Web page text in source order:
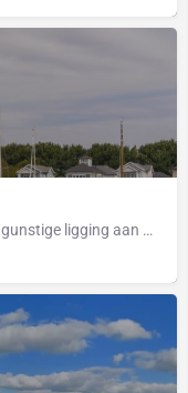
Het vakantiepark Cape Helius is door zijn gunstige ligging aan het Haringvliet, eigen trailerhelling en de…